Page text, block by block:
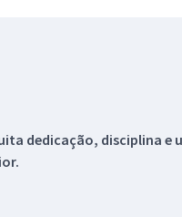
dedicação, disciplina e